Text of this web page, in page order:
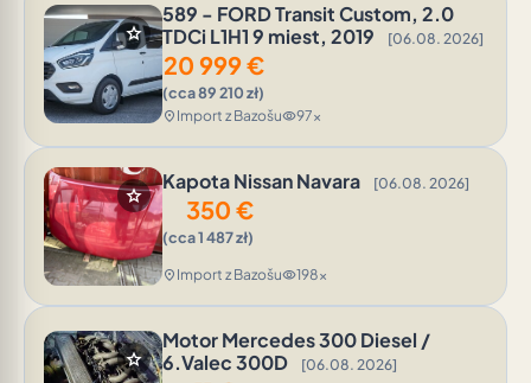
star
589 - FORD Transit Custom, 2.0
TDCi L1H1 9 miest, 2019
[06.08. 2026]
20 999€
(cca 89 210 zł)
location_on Import z Bazošuvisibility97x
star
Kapota Nissan Navara [06.08. 2026]
350 €
(cca 1 487 zł)
location_on Import z Bazošuvisibility198x
star
Motor Mercedes 300 Diesel /
6.Valec 300D
[06.08. 2026]